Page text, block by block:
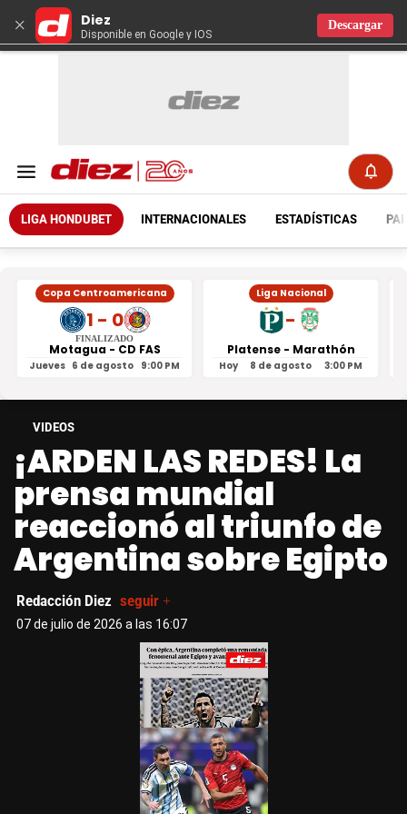
× Diez
Disponible en Google y IOS
Descargar
LIGA HONDUBET INTERNACIONALES ESTADÍSTICAS
Copa Centroamericana
1 - 0
FINALIZADO
Motagua - CD FAS
Jueves 6 de agosto 9:00 PM
Liga Nacional
-
Platense - Marathón
Hoy 8 de agosto 3:00 PM
VIDEOS
¡ARDEN LAS REDES! La
prensa mundial
reaccionó al triunfo de
Argentina sobre Egipto
Redacción Diez seguir +
07 de julio de 2026 a las 16:07